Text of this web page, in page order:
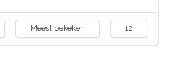
Meest bekeken 12